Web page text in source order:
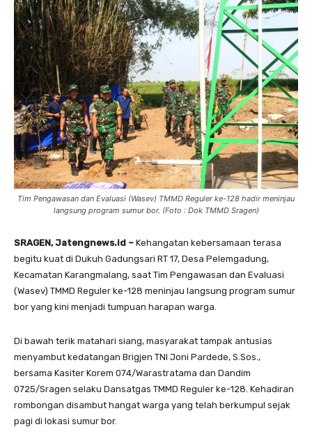
Tim Pengawasan dan Evaluasi (Wasev) TMMD Reguler ke-128 hadir meninjau
langsung program sumur bor. (Foto : Dok TMMD Sragen)
SRAGEN, Jatengnews.id – Kehangatan kebersamaan terasa
begitu kuat di Dukuh Gadungsari RT 17, Desa Pelemgadung,
Kecamatan Karangmalang, saat Tim Pengawasan dan Evaluasi
(Wasev) TMMD Reguler ke-128 meninjau langsung program sumur
bor yang kini menjadi tumpuan harapan warga.
Di bawah terik matahari siang, masyarakat tampak antusias
menyambut kedatangan Brigjen TNI Joni Pardede, S.Sos.,
bersama Kasiter Korem 074/Warastratama dan Dandim
0725/Sragen selaku Dansatgas TMMD Reguler ke-128. Kehadiran
rombongan disambut hangat warga yang telah berkumpul sejak
pagi di lokasi sumur bor.